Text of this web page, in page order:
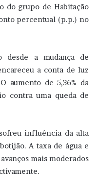
do grupo de Habitação
percentual (p.p.) no
desde a mudança de
a conta de luz
aumento de 5,36% da
contra uma queda de
influência da alta
A taxa de água e
mais moderados